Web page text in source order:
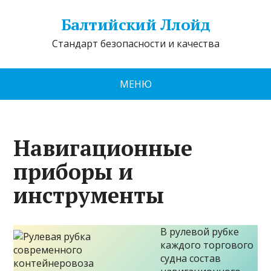
Балтийский Ллойд
Стандарт безопасности и качества
МЕНЮ
Навигационные
приборы и
инструменты
В рулевой рубке
каждого торгового
судна состав